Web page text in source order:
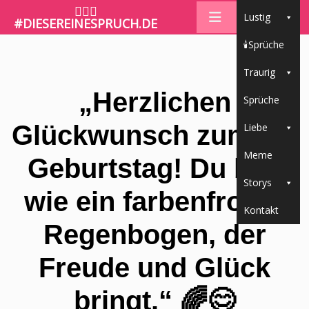
🤷🏼‍♀️
#DIESEREINESPRUCH.DE Lustig
🕯Sprüche
Traurig
Sprüche
Liebe
Meme
Storys
Kontakt
„Herzlichen
Glückwunsch zum 60.
Geburtstag! Du bist
wie ein farbenfroher
Regenbogen, der
Freude und Glück
bringt.“ 🌈😊